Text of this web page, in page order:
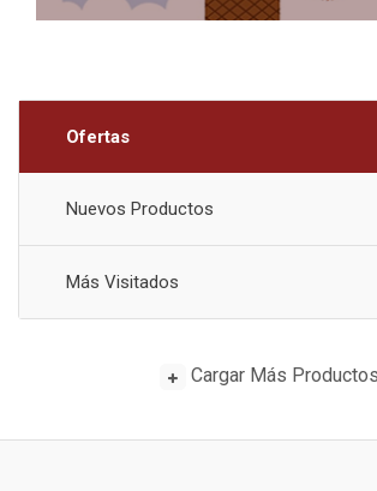
Ofertas
Nuevos Productos
Más Visitados
Cargar Más Productos